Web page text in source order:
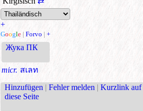
+
Google | Forvo | +
Жука ПК
micr. สเลท
Hinzufügen | Fehler melden | Kurzlink auf
diese Seite